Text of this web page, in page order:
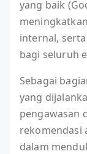
yang baik
internal,
bagi seluruh
Sebagai
yang
pengawasan
rekomendasi
dalam